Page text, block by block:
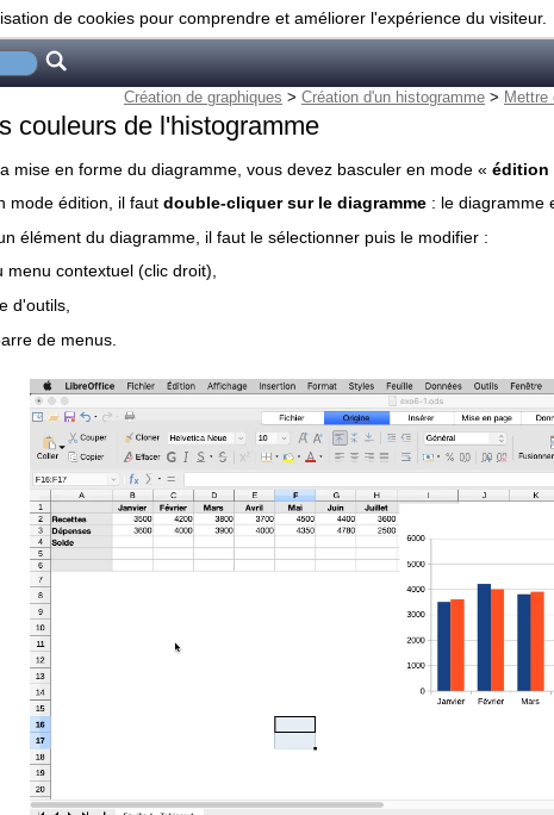
de cookies pour comprendre et améliorer l'expérience du visiteur.
Création de graphiques > Création d'un histogramme > Mettre
couleurs de l'histogramme
mise en forme du diagramme, vous devez basculer en mode « édition
mode édition, il faut double-cliquer sur le diagramme : le diagramme
élément du diagramme, il faut le sélectionner puis le modifier :
menu contextuel (clic droit),
d'outils,
de menus.